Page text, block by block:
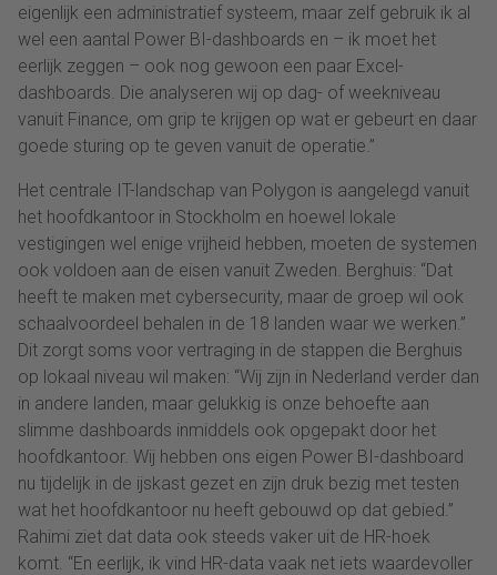
eigenlijk een administratief systeem, maar zelf gebruik ik al
wel een aantal Power BI-dashboards en – ik moet het
eerlijk zeggen – ook nog gewoon een paar Excel-
dashboards. Die analyseren wij op dag- of weekniveau
vanuit Finance, om grip te krijgen op wat er gebeurt en daar
goede sturing op te geven vanuit de operatie.”
Het centrale IT-landschap van Polygon is aangelegd vanuit
het hoofdkantoor in Stockholm en hoewel lokale
vestigingen wel enige vrijheid hebben, moeten de systemen
ook voldoen aan de eisen vanuit Zweden. Berghuis: “Dat
heeft te maken met cybersecurity, maar de groep wil ook
schaalvoordeel behalen in de 18 landen waar we werken.”
Dit zorgt soms voor vertraging in de stappen die Berghuis
op lokaal niveau wil maken: “Wij zijn in Nederland verder dan
in andere landen, maar gelukkig is onze behoefte aan
slimme dashboards inmiddels ook opgepakt door het
hoofdkantoor. Wij hebben ons eigen Power BI-dashboard
nu tijdelijk in de ijskast gezet en zijn druk bezig met testen
wat het hoofdkantoor nu heeft gebouwd op dat gebied.”
Rahimi ziet dat data ook steeds vaker uit de HR-hoek
komt. “En eerlijk, ik vind HR-data vaak net iets waardevoller